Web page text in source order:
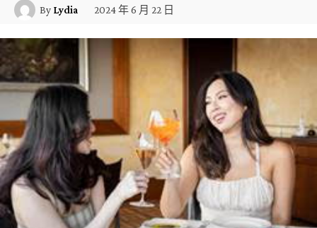
By Lydia 2024 年 6 月 22 日